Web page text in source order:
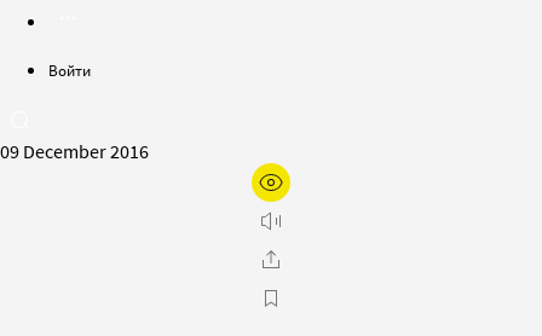
Войти
09 December 2016